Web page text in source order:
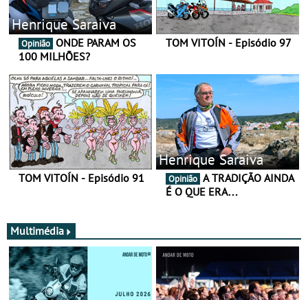
Henrique Saraiva
Opinião
100 MILHÕES?
TOM VITOÍN - Episódio 97
TOM VITOÍN - Episódio 91
Henrique Saraiva
Opinião
É O QUE ERA…
Multimédia